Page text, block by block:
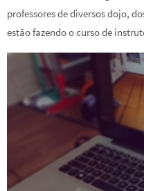
professores de diversos dojo,
estão fazendo o curso de